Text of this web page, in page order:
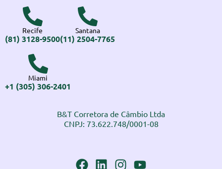
Recife
(81) 3128-9500
Santana
(11) 2504-7765
Miami
+1 (305) 306-2401
B&T Corretora de Câmbio Ltda
CNPJ: 73.622.748/0001-08